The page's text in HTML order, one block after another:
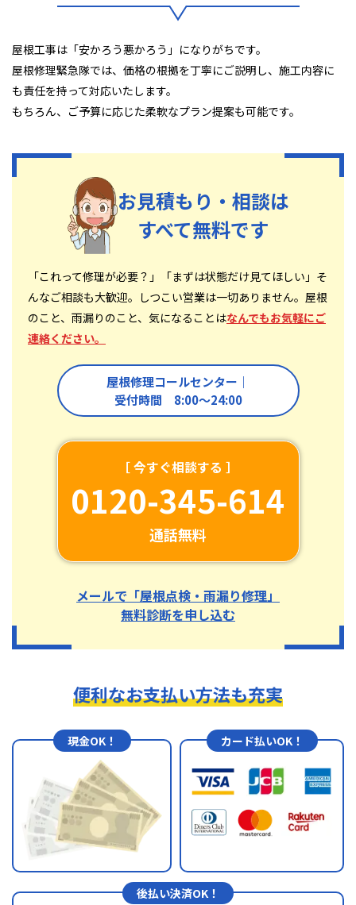
屋根工事は「安かろう悪かろう」になりがちです。
屋根修理緊急隊では、価格の根拠を丁寧にご説明し、施工内容に
も責任を持って対応いたします。
もちろん、ご予算に応じた柔軟なプラン提案も可能です。
お見積もり・相談は
すべて無料です
「これって修理が必要？」「まずは状態だけ見てほしい」そ
んなご相談も大歓迎。しつこい営業は一切ありません。屋根
のこと、雨漏りのこと、気になることはなんでもお気軽にご
連絡ください。
屋根修理コールセンター｜
受付時間 8:00〜24:00
［ 今すぐ相談する ］
0120-345-614
通話無料
メールで「屋根点検・雨漏り修理」
無料診断を申し込む
便利なお支払い方法も充実
現金OK！ カード払いOK！
後払い決済OK！